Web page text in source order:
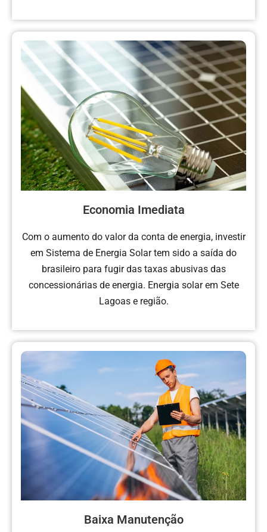
Economia Imediata
Com o aumento do valor da conta de energia, investir
em Sistema de Energia Solar tem sido a saída do
brasileiro para fugir das taxas abusivas das
concessionárias de energia. Energia solar em Sete
Lagoas e região.
Baixa Manutenção